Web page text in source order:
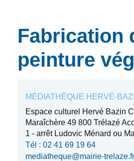
et d’animations
Fabrication
peinture
MÉDIATHÈQUE HERVÉ-
Espace culturel Hervé Bazin
Maraîchère 49 800 Trélazé
1 - arrêt Ludovic Ménard ou
Tél : 02 41 69 19 64
mediatheque@mairie-trelaze.fr